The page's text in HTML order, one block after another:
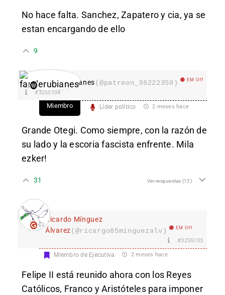
No hace falta. Sanchez, Zapatero y cia, ya se
estan encargando de ello
9
fanderubianes(@patreon_36222350) EM Off
#3255104
Miembro Líder político 2 meses hace
Grande Otegi. Como siempre, con la razón de
su lado y la escoria fascista enfrente. Mila
ezker!
31 Ver respuestas (12)
Ricardo Mínguez
Álvarez(@ricargo85minguezalv) EM Off
#3255103
Miembro de Ejecutiva 2 meses hace
Felipe II está reunido ahora con los Reyes
Católicos, Franco y Aristóteles para imponer